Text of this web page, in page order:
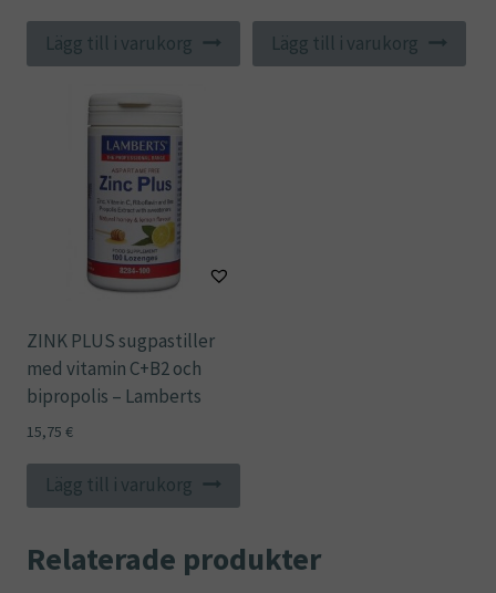
Lägg till i varukorg Lägg till i varukorg
ZINK PLUS sugpastiller
med vitamin C+B2 och
bipropolis – Lamberts
15,75 €
Lägg till i varukorg
Relaterade produkter